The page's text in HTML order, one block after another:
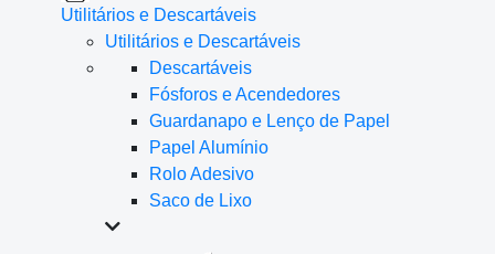
Utilitários e Descartáveis
Utilitários e Descartáveis
Descartáveis
Fósforos e Acendedores
Guardanapo e Lenço de Papel
Papel Alumínio
Rolo Adesivo
Saco de Lixo